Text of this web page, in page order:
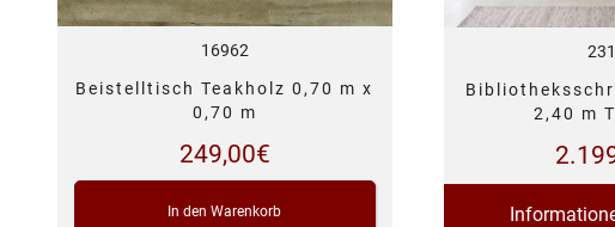
16962
Beistelltisch Teakholz 0,70 m x
0,70 m
249,00€
In den Warenkorb
2,40 m